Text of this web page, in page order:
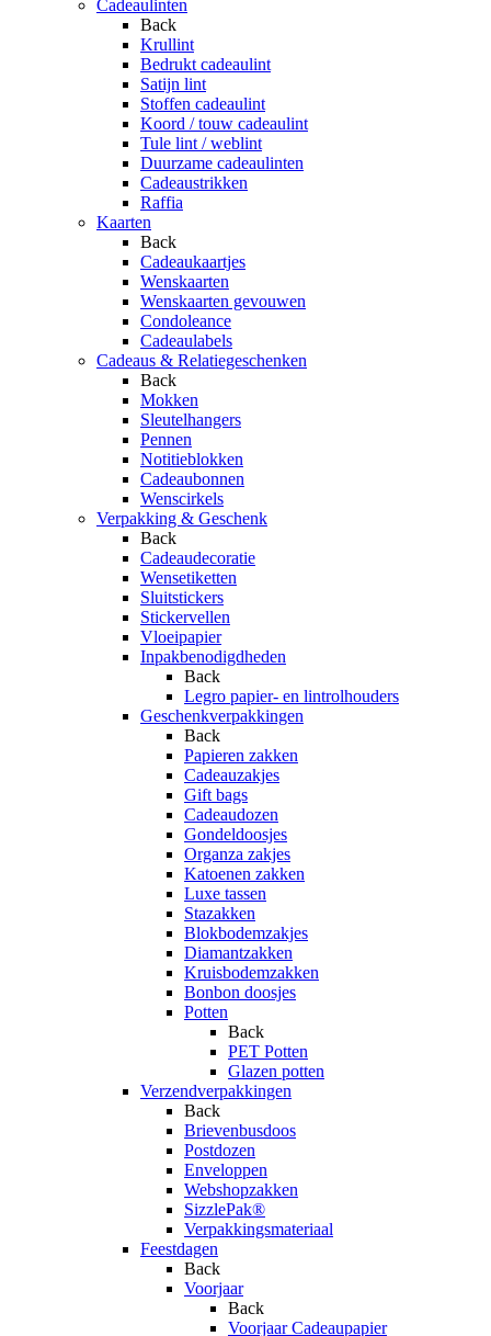
Cadeaulinten
Back
Krullint
Bedrukt cadeaulint
Satijn lint
Stoffen cadeaulint
Koord / touw cadeaulint
Tule lint / weblint
Duurzame cadeaulinten
Cadeaustrikken
Raffia
Kaarten
Back
Cadeaukaartjes
Wenskaarten
Wenskaarten gevouwen
Condoleance
Cadeaulabels
Cadeaus & Relatiegeschenken
Back
Mokken
Sleutelhangers
Pennen
Notitieblokken
Cadeaubonnen
Wenscirkels
Verpakking & Geschenk
Back
Cadeaudecoratie
Wensetiketten
Sluitstickers
Stickervellen
Vloeipapier
Inpakbenodigdheden
Back
Legro papier- en lintrolhouders
Geschenkverpakkingen
Back
Papieren zakken
Cadeauzakjes
Gift bags
Cadeaudozen
Gondeldoosjes
Organza zakjes
Katoenen zakken
Luxe tassen
Stazakken
Blokbodemzakjes
Diamantzakken
Kruisbodemzakken
Bonbon doosjes
Potten
Back
PET Potten
Glazen potten
Verzendverpakkingen
Back
Brievenbusdoos
Postdozen
Enveloppen
Webshopzakken
SizzlePak®
Verpakkingsmateriaal
Feestdagen
Back
Voorjaar
Back
Voorjaar Cadeaupapier